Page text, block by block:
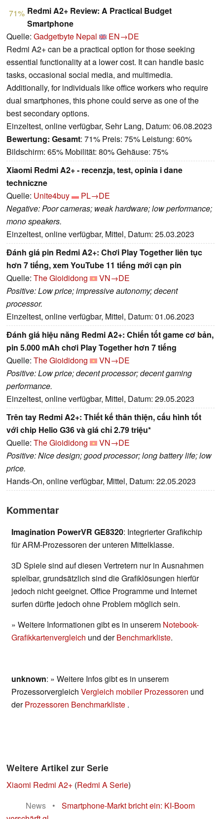
71% Redmi A2+ Review: A Practical Budget
Smartphone
Quelle: Gadgetbyte Nepal
EN→DE
Redmi A2+ can be a practical option for those seeking
essential functionality at a lower cost. It can handle basic
tasks, occasional social media, and multimedia.
Additionally, for individuals like office workers who require
dual smartphones, this phone could serve as one of the
best secondary options.
Einzeltest, online verfügbar, Sehr Lang, Datum: 06.08.2023
Bewertung: Gesamt: 71% Preis: 75% Leistung: 60%
Bildschirm: 65% Mobilität: 80% Gehäuse: 75%
Xiaomi Redmi A2+ - recenzja, test, opinia i dane
techniczne
Quelle: Unite4buy
PL→DE
Negative: Poor cameras; weak hardware; low performance;
mono speakers.
Einzeltest, online verfügbar, Mittel, Datum: 25.03.2023
Đánh giá pin Redmi A2+: Chơi Play Together liên tục
hơn 7 tiếng, xem YouTube 11 tiếng mới cạn pin
Quelle: The Gioididong
VN→DE
Positive: Low price; impressive autonomy; decent
processor.
Einzeltest, online verfügbar, Mittel, Datum: 01.06.2023
Đánh giá hiệu năng Redmi A2+: Chiến tốt game cơ bản,
pin 5.000 mAh chơi Play Together hơn 7 tiếng
Quelle: The Gioididong
VN→DE
Positive: Low price; decent processor; decent gaming
performance.
Einzeltest, online verfügbar, Mittel, Datum: 29.05.2023
Trên tay Redmi A2+: Thiết kế thân thiện, cấu hình tốt
với chip Helio G36 và giá chỉ 2.79 triệu*
Quelle: The Gioididong
VN→DE
Positive: Nice design; good processor; long battery life; low
price.
Hands-On, online verfügbar, Mittel, Datum: 22.05.2023
Kommentar
Imagination PowerVR GE8320: Integrierter Grafikchip
für ARM-Prozessoren der unteren Mittelklasse.
3D Spiele sind auf diesen Vertretern nur in Ausnahmen
spielbar, grundsätzlich sind die Grafiklösungen hierfür
jedoch nicht geeignet. Office Programme und Internet
surfen dürfte jedoch ohne Problem möglich sein.
» Weitere Informationen gibt es in unserem Notebook-
Grafikkartenvergleich und derBenchmarkliste.
unknown: » Weitere Infos gibt es in unserem
Prozessorvergleich Vergleich mobiler Prozessoren und
derProzessoren Benchmarkliste .
Weitere Artikel zur Serie
Xiaomi Redmi A2+ (Redmi A Serie)
News
•
Smartphone-Markt bricht ein: KI-Boom